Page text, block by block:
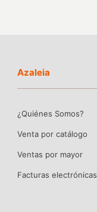
Azaleia
¿Quiénes Somos?
Venta por catálogo
Ventas por mayor
Facturas electrónicas